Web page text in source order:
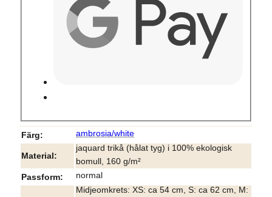
Färg ambrosia/white
Material
jaquard trikå (hålat tyg) i 100% ekologisk
bomull, 160 g/m²
Passform
normal
Midjeomkrets: XS: ca 54 cm, S: ca 62 cm, M: